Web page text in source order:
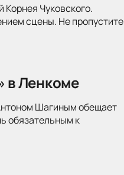
Чуковского.
сцены. Не пропустите
в Ленкоме
Шагиным обещает
обязательным к